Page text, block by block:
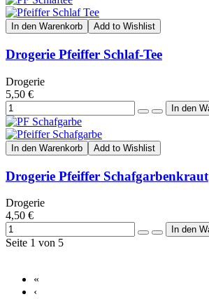
In den Warenkorb Add to Wishlist
Drogerie Pfeiffer Schlaf-Tee
Drogerie
5,50 €
In den Warenkorb Add to Wishlist
Drogerie Pfeiffer Schafgarbenkraut
Drogerie
4,50 €
Seite 1 von 5
«
‹